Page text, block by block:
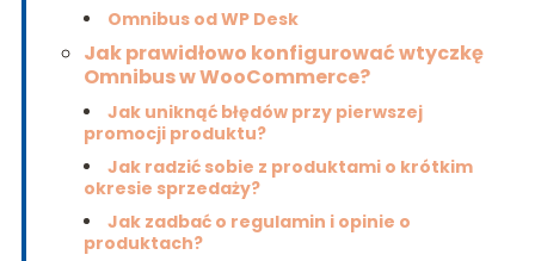
Omnibus od WP Desk
Jak prawidłowo konfigurować wtyczkę
Omnibus w WooCommerce?
Jak uniknąć błędów przy pierwszej
promocji produktu?
Jak radzić sobie z produktami o krótkim
okresie sprzedaży?
Jak zadbać o regulamin i opinie o
produktach?